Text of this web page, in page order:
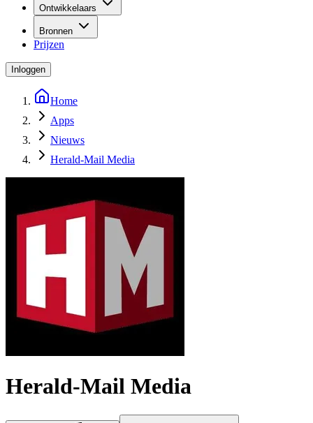
Ontwikkelaars
Bronnen
Prijzen
Inloggen
Home
Apps
Nieuws
Herald-Mail Media
Herald-Mail Media